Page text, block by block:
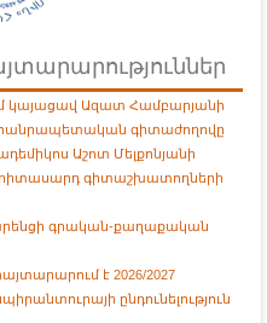
կայացավ Ազատ Համբարյանի
հանրապետական գիտաժողովը
Աշոտ Մելքոնյանի
գիտաշխատողների
գրական-քաղաքական
է 2026/2027
ընդունելություն